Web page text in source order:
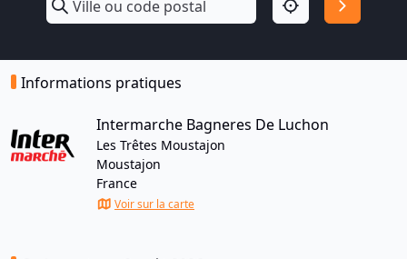
Informations pratiques
Intermarche Bagneres De Luchon
Les Trêtes Moustajon
Moustajon
France
Voir sur la carte